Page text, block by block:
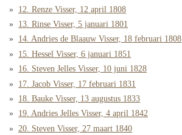
12. Renze Visser, 12 april 1808
13. Rinse Visser, 5 januari 1801
14. Andries de Blaauw Visser, 18 februari 1808
15. Hessel Visser, 6 januari 1851
16. Steven Jelles Visser, 10 juni 1828
17. Jacob Visser, 17 februari 1831
18. Bauke Visser, 13 augustus 1833
19. Andries Jelles Visser, 4 april 1842
20. Steven Visser, 27 maart 1840